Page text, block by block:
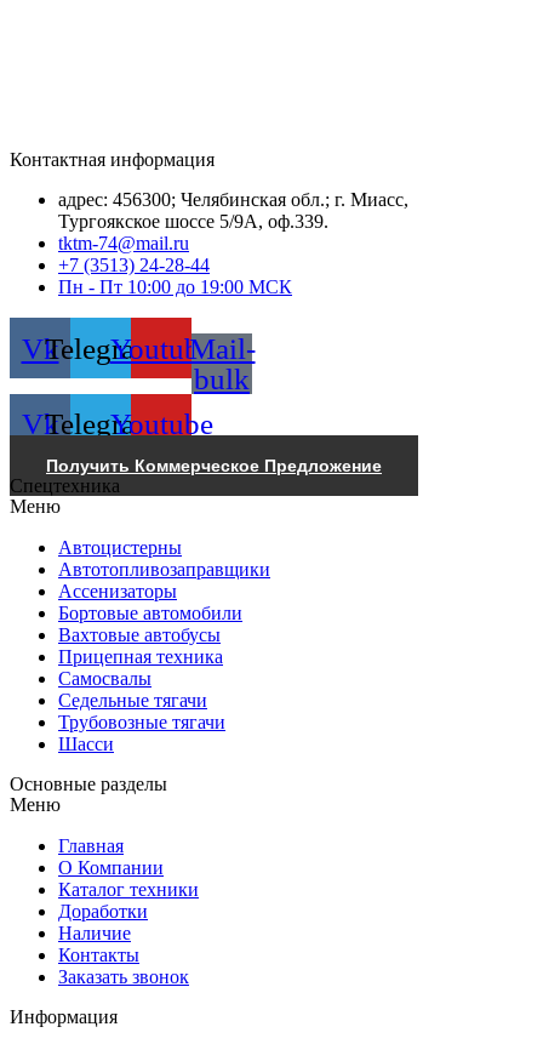
Контактная информация
адрес: 456300; Челябинская обл.; г. Миасс,
Тургоякское шоссе 5/9А, оф.339.
tktm-74@mail.ru
+7 (3513) 24-28-44
Пн - Пт 10:00 до 19:00 МСК
VkTelegramYoutubeMail-
bulk
VkTelegramYoutube
Получить Коммерческое Предложение
Спецтехника
Меню
Автоцистерны
Автотопливозаправщики
Ассенизаторы
Бортовые автомобили
Вахтовые автобусы
Прицепная техника
Самосвалы
Седельные тягачи
Трубовозные тягачи
Шасси
Основные разделы
Меню
Главная
О Компании
Каталог техники
Доработки
Наличие
Контакты
Заказать звонок
Информация